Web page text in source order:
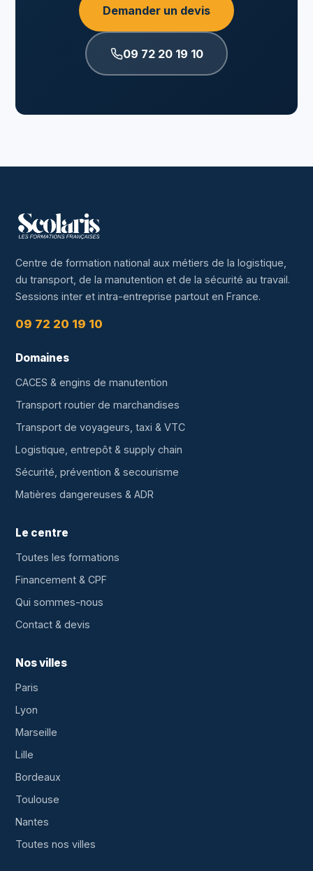
Demander un devis
09 72 20 19 10
Centre de formation national aux métiers de la logistique,
du transport, de la manutention et de la sécurité au travail.
Sessions inter et intra-entreprise partout en France.
09 72 20 19 10
Domaines
CACES & engins de manutention
Transport routier de marchandises
Transport de voyageurs, taxi & VTC
Logistique, entrepôt & supply chain
Sécurité, prévention & secourisme
Matières dangereuses & ADR
Le centre
Toutes les formations
Financement & CPF
Qui sommes-nous
Contact & devis
Nos villes
Paris
Lyon
Marseille
Lille
Bordeaux
Toulouse
Nantes
Toutes nos villes